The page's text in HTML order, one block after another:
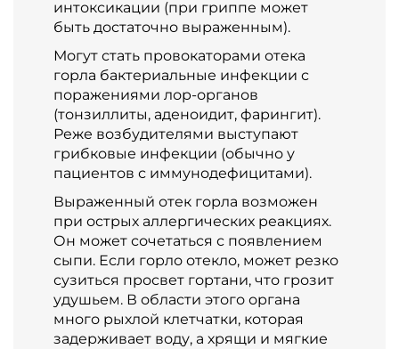
интоксикации (при гриппе может
быть достаточно выраженным).
Могут стать провокаторами отека
горла бактериальные инфекции с
поражениями лор-органов
(тонзиллиты, аденоидит, фарингит).
Реже возбудителями выступают
грибковые инфекции (обычно у
пациентов с иммунодефицитами).
Выраженный отек горла возможен
при острых аллергических реакциях.
Он может сочетаться с появлением
сыпи. Если горло отекло, может резко
сузиться просвет гортани, что грозит
удушьем. В области этого органа
много рыхлой клетчатки, которая
задерживает воду, а хрящи и мягкие